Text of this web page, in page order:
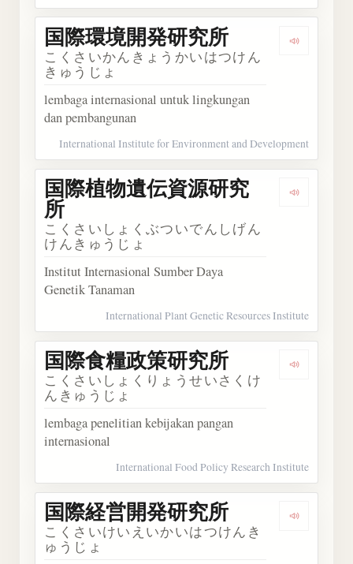
国際環境開発研究所
こくさいかんきょうかいはつけん
きゅうじょ
lembaga internasional untuk lingkungan
dan pembangunan
International Institute for Environment and Development
国際植物遺伝資源研究
所
こくさいしょくぶついでんしげん
けんきゅうじょ
Institut Internasional Sumber Daya
Genetik Tanaman
International Plant Genetic Resources Institute
国際食糧政策研究所
こくさいしょくりょうせいさくけ
んきゅうじょ
lembaga penelitian kebijakan pangan
internasional
International Food Policy Research Institute
国際経営開発研究所
こくさいけいえいかいはつけんき
ゅうじょ